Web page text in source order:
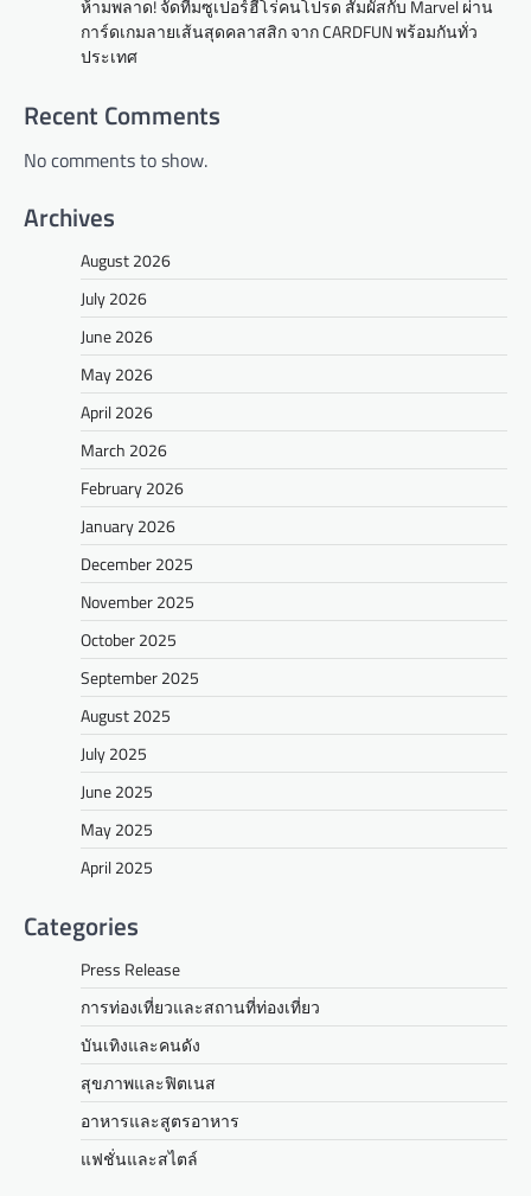
ห้ามพลาด! จัดทีมซูเปอร์ฮีโร่คนโปรด สัมผัสกับ Marvel ผ่าน
การ์ดเกมลายเส้นสุดคลาสสิก จาก CARDFUN พร้อมกันทั่ว
ประเทศ
Recent Comments
No comments to show.
Archives
August 2026
July 2026
June 2026
May 2026
April 2026
March 2026
February 2026
January 2026
December 2025
November 2025
October 2025
September 2025
August 2025
July 2025
June 2025
May 2025
April 2025
Categories
Press Release
การท่องเที่ยวและสถานที่ท่องเที่ยว
บันเทิงและคนดัง
สุขภาพและฟิตเนส
อาหารและสูตรอาหาร
แฟชั่นและสไตล์